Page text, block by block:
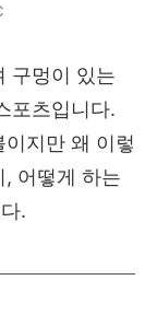
구멍이 있는
포츠입니다.
지만 왜 이렇
어떻게 하는
.